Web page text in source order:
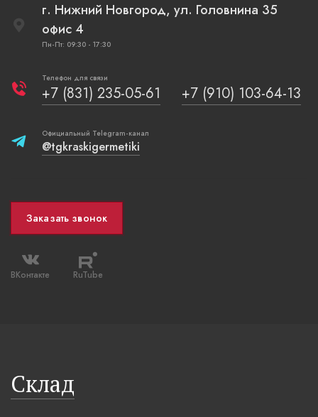
г. Нижний Новгород, ул. Головнина 35
офис 4
Пн-Пт: 09:30 - 17:30
Телефон для связи
+7 (831) 235-05-61 +7 (910) 103-64-13
Официальный Telegram-канал
@tgkraskigermetiki
Заказать звонок
ВКонтакте RuTube
Склад